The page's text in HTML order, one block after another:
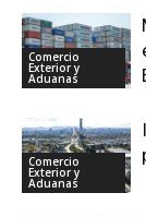
Comercio
Exterior y
Aduanas
Comercio
Exterior y
Aduanas